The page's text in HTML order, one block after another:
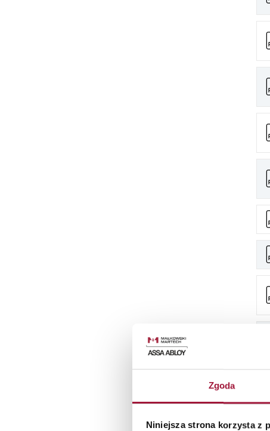
Zgoda
Niniejsza strona korzysta z